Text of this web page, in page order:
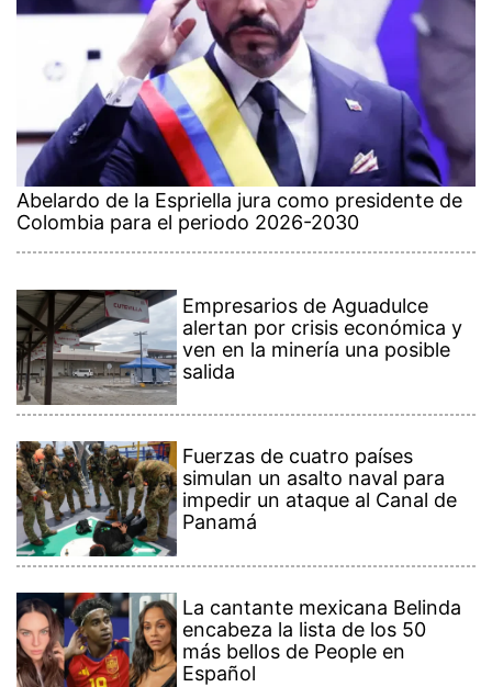
Abelardo de la Espriella jura como presidente de
Colombia para el periodo 2026-2030
Empresarios de Aguadulce
alertan por crisis económica y
ven en la minería una posible
salida
Fuerzas de cuatro países
simulan un asalto naval para
impedir un ataque al Canal de
Panamá
La cantante mexicana Belinda
encabeza la lista de los 50
más bellos de People en
Español